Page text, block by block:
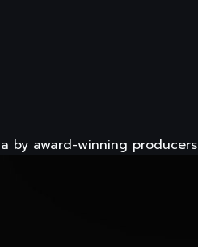
by award-winning producers